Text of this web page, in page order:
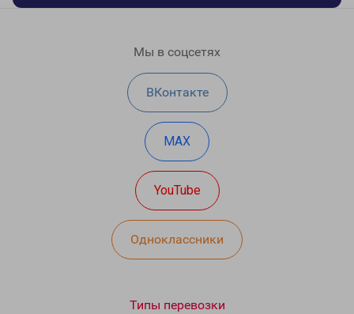
Мы в соцсетях
ВКонтакте
MAX
YouTube
Одноклассники
Типы перевозки